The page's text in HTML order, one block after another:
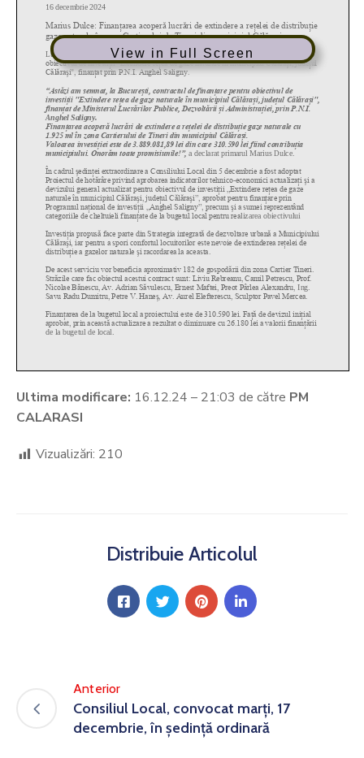
View in Full Screen
Ultima modificare: 16.12.24 – 21:03 de către PM
CALARASI
Vizualizări: 210
Distribuie Articolul
Anterior
Consiliul Local, convocat marți, 17
decembrie, în ședință ordinară